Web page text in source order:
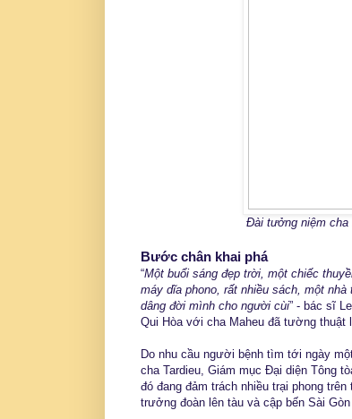
Đài tưởng niệm cha
Bước chân khai phá
“Một buổi sáng đẹp trời, một chiếc
máy dĩa phono, rất nhiều sách, một
dâng đời mình cho người cùi” - bác sĩ
Qui Hòa với cha Maheu đã tường thuật
Do nhu cầu người bệnh tìm tới ngày
cha Tardieu, Giám mục Đại diện Tông
đó đang đảm trách nhiều trại phong
trưởng đoàn lên tàu và cập bến Sài